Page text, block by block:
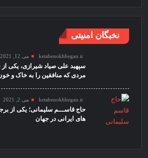
نخبگان امنیتی
ketabenokhbegan.ir می 12, 2021
سپهبد علی صیاد شیرازی، یکی از
مردی که منافقین را به خاک و
ketabenokhbegan.ir می 2, 2021
حاج قاســـم سلیمانی؛ یکی از
های ایرانی در جهان